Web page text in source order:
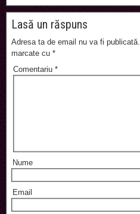
Lasă un răspuns
Adresa ta de email nu va fi publicată.
marcate cu *
Comentariu *
Nume
Email